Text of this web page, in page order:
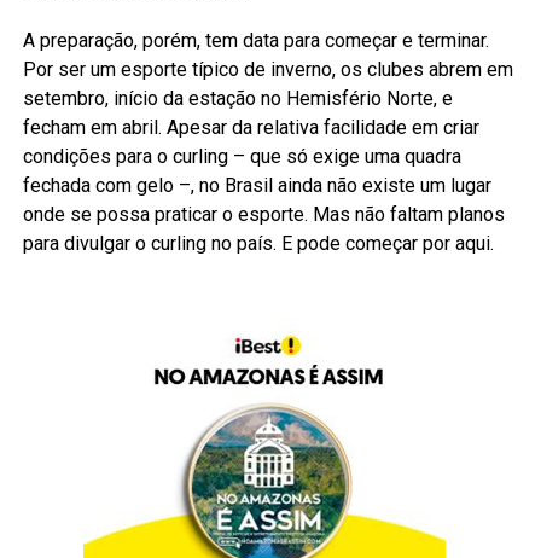
A preparação, porém, tem data para começar e terminar.
Por ser um esporte típico de inverno, os clubes abrem em
setembro, início da estação no Hemisfério Norte, e
fecham em abril. Apesar da relativa facilidade em criar
condições para o curling – que só exige uma quadra
fechada com gelo –, no Brasil ainda não existe um lugar
onde se possa praticar o esporte. Mas não faltam planos
para divulgar o curling no país. E pode começar por aqui.